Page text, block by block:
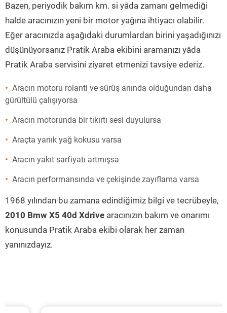
Bazen, periyodik bakım km. si yâda zamanı gelmediği
halde aracınızın yeni bir motor yağına ihtiyacı olabilir.
Eğer aracınızda aşağıdaki durumlardan birini yaşadığınızı
düşünüyorsanız Pratik Araba ekibini aramanızı yâda
Pratik Araba servisini ziyaret etmenizi tavsiye ederiz.
Aracın motoru rolanti ve sürüş anında olduğundan daha
gürültülü çalışıyorsa
Aracın motorunda bir tıkırtı sesi duyulursa
Araçta yanık yağ kokusu varsa
Aracın yakıt sarfiyatı artmışsa
Aracın performansında ve çekişinde zayıflama varsa
1968 yılından bu zamana edindiğimiz bilgi ve tecrübeyle,
2010 Bmw X5 40d Xdrive aracınızın bakım ve onarımı
konusunda Pratik Araba ekibi olarak her zaman
yanınızdayız.